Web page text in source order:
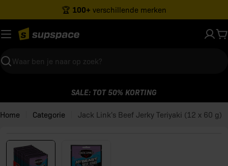
naar
inhoud
🏆 100+ verschillende merken
Zoeken
SALE: TOT 50% KORTING
Home Categorie Jack Link's Beef Jerky Teriyaki (12 x 60 g)
Open media 0 in modaal venster